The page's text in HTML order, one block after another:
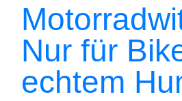
Nur für
echtem